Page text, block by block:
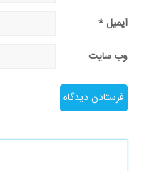
ایمیل*
وب‌ سایت